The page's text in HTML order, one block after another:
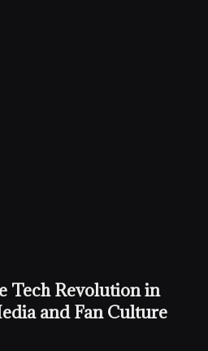
Tech Revolution in
and Fan Culture